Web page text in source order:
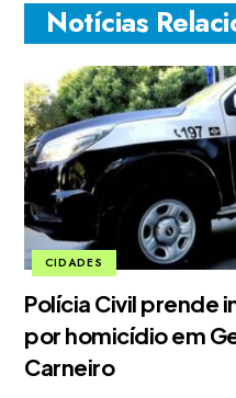
Notícias
CIDADES
Polícia Civil prende
por homicídio em
Carneiro